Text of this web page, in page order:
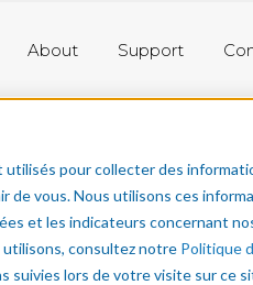
pour collecter des
vous. Nous utilisons ces
et les indicateurs concernant
utilisons, consultez notre Politique
lors de votre visite sur ce
About Support